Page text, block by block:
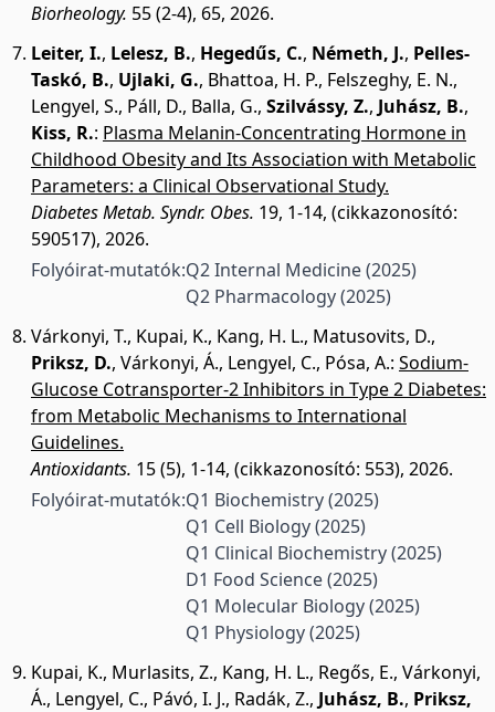
Biorheology. 55 (2-4), 65, 2026.
Leiter, I., Lelesz, B., Hegedűs, C., Németh, J., Pelles-
Taskó, B., Ujlaki, G., Bhattoa, H. P., Felszeghy, E. N.,
Lengyel, S., Páll, D., Balla, G., Szilvássy, Z., Juhász, B.,
Kiss, R.: Plasma Melanin-Concentrating Hormone in
Childhood Obesity and Its Association with Metabolic
Parameters: a Clinical Observational Study.
Diabetes Metab. Syndr. Obes. 19, 1-14, (cikkazonosító:
590517), 2026.
Folyóirat-mutatók:Q2 Internal Medicine(2025)
Q2 Pharmacology(2025)
Várkonyi, T., Kupai, K., Kang, H. L., Matusovits, D.,
Priksz, D., Várkonyi, Á., Lengyel, C., Pósa, A.: Sodium-
Glucose Cotransporter-2 Inhibitors in Type 2 Diabetes:
from Metabolic Mechanisms to International
Guidelines.
Antioxidants. 15 (5), 1-14, (cikkazonosító: 553), 2026.
Folyóirat-mutatók:Q1 Biochemistry(2025)
Q1 Cell Biology(2025)
Q1 Clinical Biochemistry(2025)
D1 Food Science(2025)
Q1 Molecular Biology(2025)
Q1 Physiology(2025)
Kupai, K., Murlasits, Z., Kang, H. L., Regős, E., Várkonyi,
Á., Lengyel, C., Pávó, I. J., Radák, Z., Juhász, B., Priksz,